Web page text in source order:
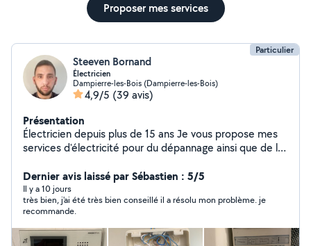
Proposer mes services
Particulier
Steeven Bornand
Électricien
Dampierre-les-Bois (Dampierre-les-Bois)
4,9/5 (39 avis)
Présentation
Électricien depuis plus de 15 ans Je vous propose mes
services d'électricité pour du dépannage ainsi que de la
Dernier avis laissé par Sébastien : 5/5
Il y a 10 jours
très bien, j'ai été très bien conseillé il a résolu mon problème. je
recommande.